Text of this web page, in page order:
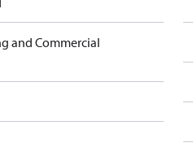
and Commercial